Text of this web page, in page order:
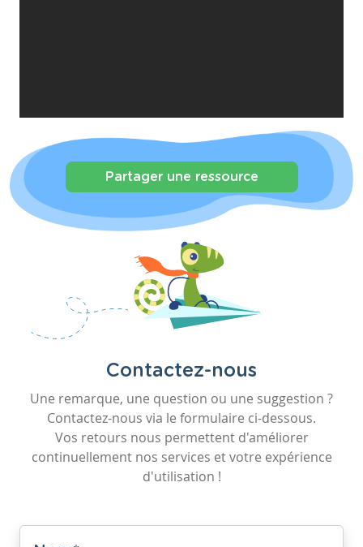
Partager une ressource
Contactez-nous
Une remarque, une question ou une suggestion ?
Contactez-nous via le formulaire ci-dessous.
Vos retours nous permettent d'améliorer
continuellement nos services et votre expérience
d'utilisation !